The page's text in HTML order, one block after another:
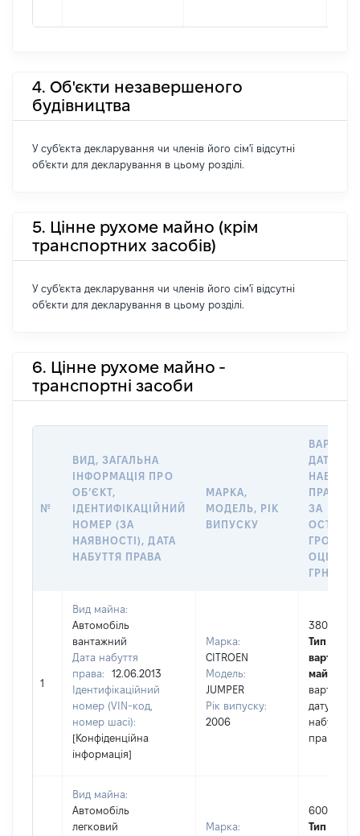
4. Об'єкти незавершеного
будівництва
У суб'єкта декларування чи членів його сім'ї відсутні
об'єкти для декларування в цьому розділі.
5. Цінне рухоме майно (крім
транспортних засобів)
У суб'єкта декларування чи членів його сім'ї відсутні
об'єкти для декларування в цьому розділі.
6. Цінне рухоме майно -
транспортні засоби
№
ВИД, ЗАГАЛЬНА
ІНФОРМАЦІЯ ПРО
ОБʼЄКТ,
ІДЕНТИФІКАЦІЙНИЙ
НОМЕР (ЗА
НАЯВНОСТІ), ДАТА
НАБУТТЯ ПРАВА
МАРКА,
МОДЕЛЬ, РІК
ВИПУСКУ
ДАТУ
НАБУТТЯ
ПРАВА
ЗА
ГРН
1
Вид майна:
Автомобіль
вантажний
Дата набуття
права:
12.06.2013
Ідентифікаційний
номер (VIN-код,
номер шасі):
[Конфіденційна
інформація]
Марка:
CITROEN
Модель:
JUMPER
Рік випуску:
2006
38000
Тип
вартості
майна:
вартість
дату
набуття
права
Вид майна:
Автомобіль
легковий
Марка:
600000
Тип